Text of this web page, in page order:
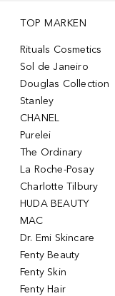
TOP MARKEN
Rituals Cosmetics
Sol de Janeiro
Douglas Collection
Stanley
CHANEL
Purelei
The Ordinary
La Roche-Posay
Charlotte Tilbury
HUDA BEAUTY
MAC
Dr. Emi Skincare
Fenty Beauty
Fenty Skin
Fenty Hair